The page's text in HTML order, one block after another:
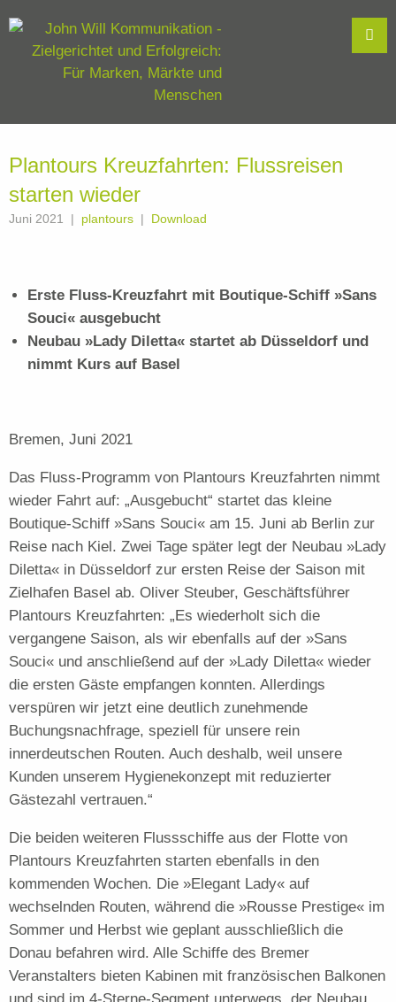
Plantours Kreuzfahrten: Flussreisen
starten wieder
Juni 2021 plantours Download
Erste Fluss-Kreuzfahrt mit Boutique-Schiff »Sans
Souci« ausgebucht
Neubau »Lady Diletta« startet ab Düsseldorf und
nimmt Kurs auf Basel
Bremen, Juni 2021
Das Fluss-Programm von Plantours Kreuzfahrten nimmt
wieder Fahrt auf: „Ausgebucht“ startet das kleine
Boutique-Schiff »Sans Souci« am 15. Juni ab Berlin zur
Reise nach Kiel. Zwei Tage später legt der Neubau »Lady
Diletta« in Düsseldorf zur ersten Reise der Saison mit
Zielhafen Basel ab. Oliver Steuber, Geschäftsführer
Plantours Kreuzfahrten: „Es wiederholt sich die
vergangene Saison, als wir ebenfalls auf der »Sans
Souci« und anschließend auf der »Lady Diletta« wieder
die ersten Gäste empfangen konnten. Allerdings
verspüren wir jetzt eine deutlich zunehmende
Buchungsnachfrage, speziell für unsere rein
innerdeutschen Routen. Auch deshalb, weil unsere
Kunden unserem Hygienekonzept mit reduzierter
Gästezahl vertrauen.“
Die beiden weiteren Flussschiffe aus der Flotte von
Plantours Kreuzfahrten starten ebenfalls in den
kommenden Wochen. Die »Elegant Lady« auf
wechselnden Routen, während die »Rousse Prestige« im
Sommer und Herbst wie geplant ausschließlich die
Donau befahren wird. Alle Schiffe des Bremer
Veranstalters bieten Kabinen mit französischen Balkonen